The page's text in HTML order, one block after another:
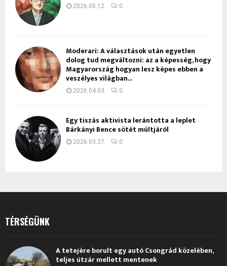
2026.05.12. 0
Moderari: A választások után egyetlen
dolog tud megváltozni: az a képesség, hogy
Magyarország hogyan lesz képes ebben a
veszélyes világban...
2026.04.03. 0
Egy tiszás aktivista lerántotta a leplet
Bárkányi Bence sötét múltjáról
2026.03.27. 0
TÉRSÉGÜNK
A tetejére borult egy autó Csongrád közelében,
teljes útzár mellett mentenek